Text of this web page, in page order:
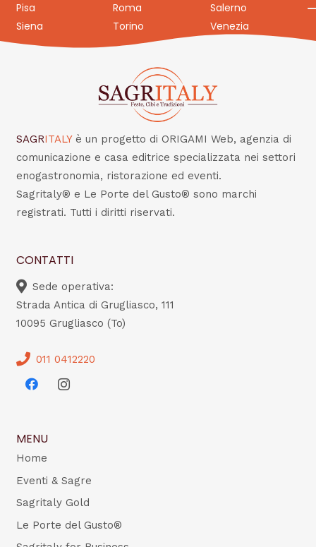
Pisa
Roma
Salerno
Siena
Torino Venezia
SAGRITALY è un progetto di ORIGAMI Web, agenzia di
comunicazione e casa editrice specializzata nei settori
enogastronomia, ristorazione ed eventi.
Sagritaly® e Le Porte del Gusto® sono marchi
registrati. Tutti i diritti riservati.
CONTATTI
Sede operativa:
Strada Antica di Grugliasco, 111
10095 Grugliasco (To)
011 0412220
MENU
Home
Eventi & Sagre
Sagritaly Gold
Le Porte del Gusto®